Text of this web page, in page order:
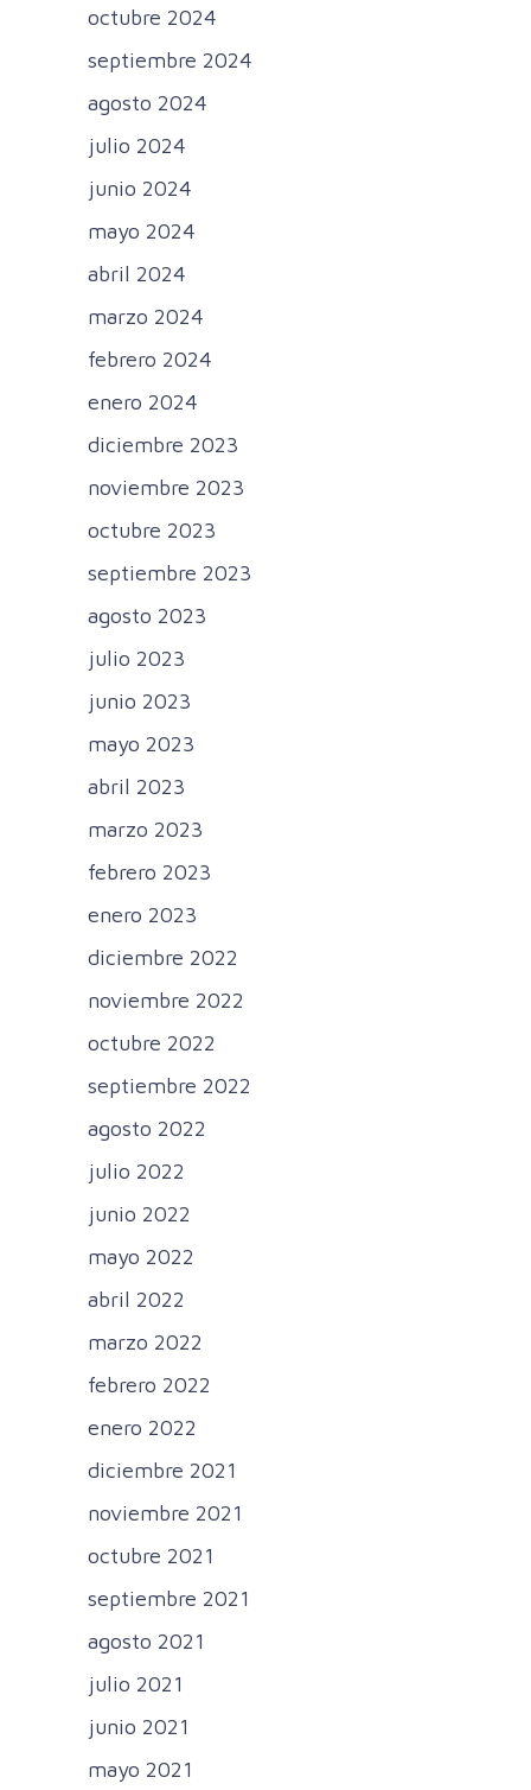
octubre 2024
septiembre 2024
agosto 2024
julio 2024
junio 2024
mayo 2024
abril 2024
marzo 2024
febrero 2024
enero 2024
diciembre 2023
noviembre 2023
octubre 2023
septiembre 2023
agosto 2023
julio 2023
junio 2023
mayo 2023
abril 2023
marzo 2023
febrero 2023
enero 2023
diciembre 2022
noviembre 2022
octubre 2022
septiembre 2022
agosto 2022
julio 2022
junio 2022
mayo 2022
abril 2022
marzo 2022
febrero 2022
enero 2022
diciembre 2021
noviembre 2021
octubre 2021
septiembre 2021
agosto 2021
julio 2021
junio 2021
mayo 2021